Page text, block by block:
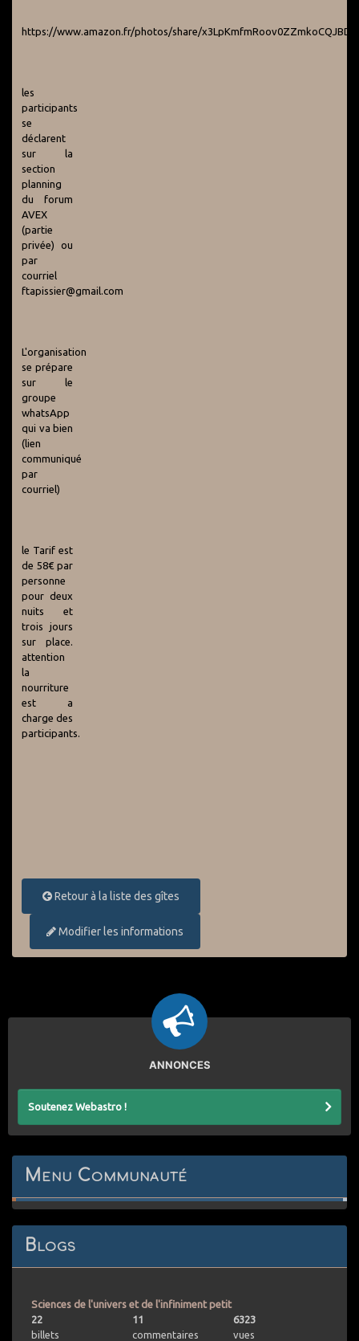
https://www.amazon.fr/photos/share/
les
participants
se
déclarent
sur la
section
planning
du forum
AVEX
(partie
privée) ou
par
courriel
ftapissier@gmail.com
L'organisation
se prépare
sur le
groupe
whatsApp
qui va bien
(lien
communiqué
par
courriel)
le Tarif est
de 58€ par
personne
pour deux
nuits et
trois jours
sur place.
attention
la
nourriture
est a
charge des
participants.
Retour à la liste des gîtes
Modifier les informations
ANNONCES
Soutenez Webastro !
Menu Communauté
Blogs
Sciences de l'univers et de l'infiniment petit
22
billets
11
commentaires
6323
vues